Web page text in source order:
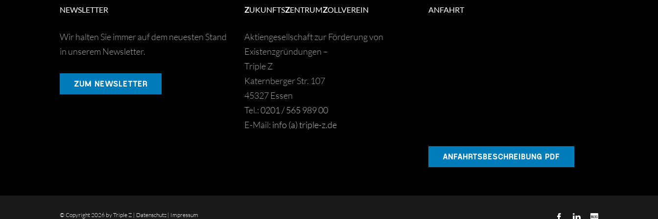
NEWSLETTER
Wir halten Sie immer auf dem neuesten Stand
in unserem Newsletter.
ZUM NEWSLETTER
ZUKUNFTSZENTRUMZOLLVEREIN
Aktiengesellschaft zur Förderung von
Existenzgründungen –
Triple Z
Katernberger Str. 107
45327 Essen
Tel.:0201 / 565 989 00
E-Mail: info (a) triple-z.de
ANFAHRT
ANFAHRTSBESCHREIBUNG PDF
© Copyright 2026 by Triple Z | Datenschutz | Impressum FacebookLinkedIn
Blog